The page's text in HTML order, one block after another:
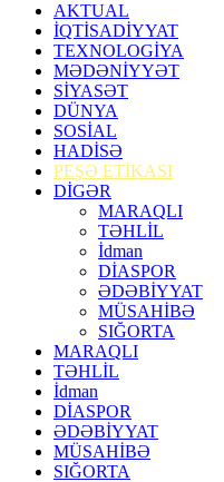
AKTUAL
İQTİSADİYYAT
TEXNOLOGİYA
MƏDƏNİYYƏT
SİYASƏT
DÜNYA
SOSİAL
HADİSƏ
PEŞƏ ETİKASI
DİGƏR
MARAQLI
TƏHLİL
İdman
DİASPOR
ƏDƏBİYYAT
MÜSAHİBƏ
SIĞORTA
MARAQLI
TƏHLİL
İdman
DİASPOR
ƏDƏBİYYAT
MÜSAHİBƏ
SIĞORTA